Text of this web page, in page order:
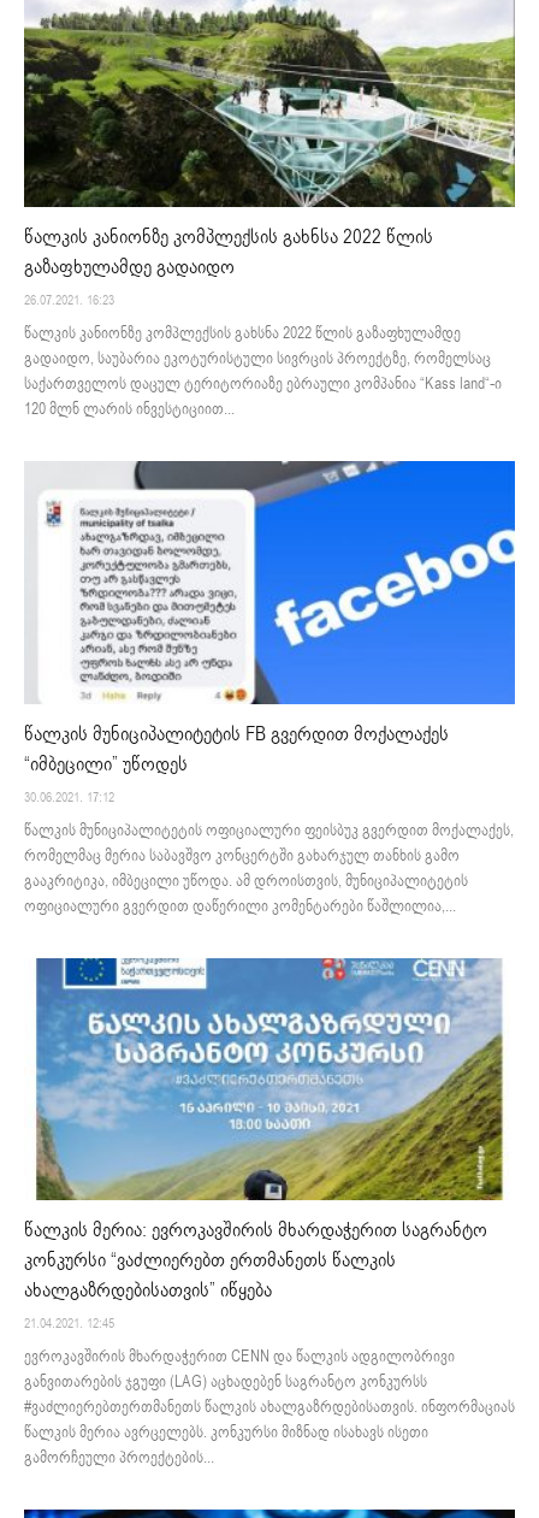
წალკის კანიონზე კომპლექსის გახნსა 2022 წლის
გაზაფხულამდე გადაიდო
26.07.2021. 16:23
წალკის კანიონზე კომპლექსის გახსნა 2022 წლის გაზაფხულამდე
გადაიდო, საუბარია ეკოტურისტული სივრცის პროექტზე, რომელსაც
საქართველოს დაცულ ტერიტორიაზე ებრაული კომპანია “Kass land“-ი
120 მლნ ლარის ინვესტიციით...
წალკის მუნიციპალიტეტის FB გვერდით მოქალაქეს
“იმბეცილი” უწოდეს
30.06.2021. 17:12
წალკის მუნიციპალიტეტის ოფიციალური ფეისბუკ გვერდით მოქალაქეს,
რომელმაც მერია საბავშვო კონცერტში გახარჯულ თანხის გამო
გააკრიტიკა, იმბეცილი უწოდა. ამ დროისთვის, მუნიციპალიტეტის
ოფიციალური გვერდით დაწერილი კომენტარები წაშლილია,...
წალკის მერია: ევროკავშირის მხარდაჭერით საგრანტო
კონკურსი “ვაძლიერებთ ერთმანეთს წალკის
ახალგაზრდებისათვის” იწყება
21.04.2021. 12:45
ევროკავშირის მხარდაჭერით CENN და წალკის ადგილობრივი
განვითარების ჯგუფი (LAG) აცხადებენ საგრანტო კონკურსს
#ვაძლიერებთერთმანეთს წალკის ახალგაზრდებისათვის. ინფორმაციას
წალკის მერია ავრცელებს. კონკურსი მიზნად ისახავს ისეთი
გამორჩეული პროექტების...